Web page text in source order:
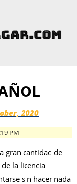
2020
PM
gran cantidad de
la licencia
sin hacer nada